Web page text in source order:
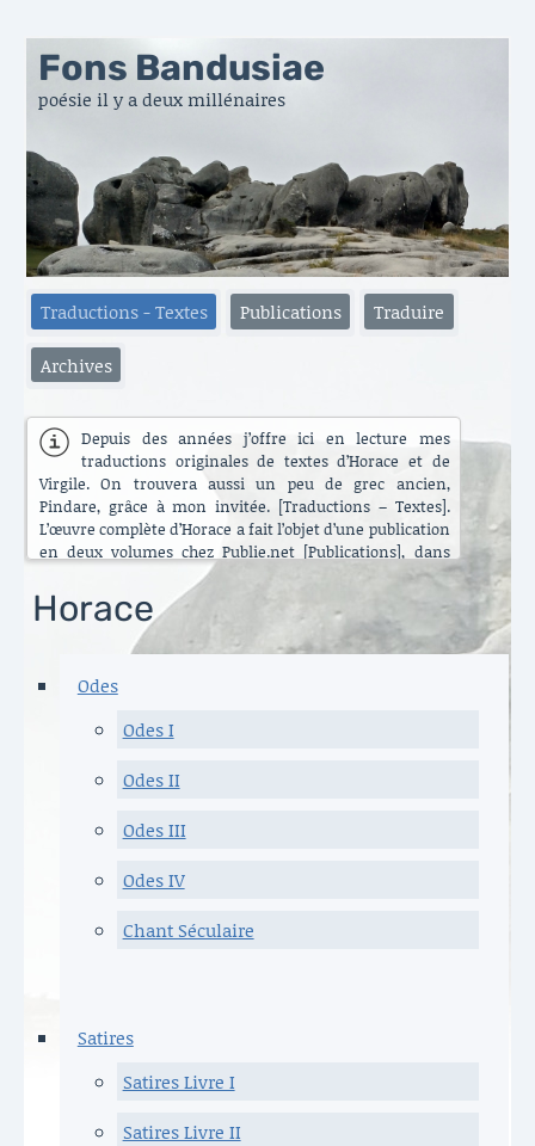
Fons Bandusiae
poésie il y a deux millénaires
Traductions - Textes Publications Traduire
Archives
Depuis des années j’offre ici en lecture mes
traductions originales de textes d’Horace et de
Virgile. On trouvera aussi un peu de grec ancien,
Pindare, grâce à mon invitée. [Traductions – Textes].
L’œuvre complète d’Horace a fait l’objet d’une publication
en deux volumes chez Publie.net [Publications], dans
encore d’autres traductions que celles que vous pouvez
lire ici. C’est maintenant l’Énéide qui est chantier. Le
besoin de mettre ma longue pratique en perspective
s’est accru ces dernières années [Traduire]. La rubrique
belles surprises, des échanges contemporains et des
Danielle Carlès
Horace
Odes
Odes I
Odes II
Odes III
Odes IV
Chant Séculaire
Satires
Satires Livre I
Satires Livre II